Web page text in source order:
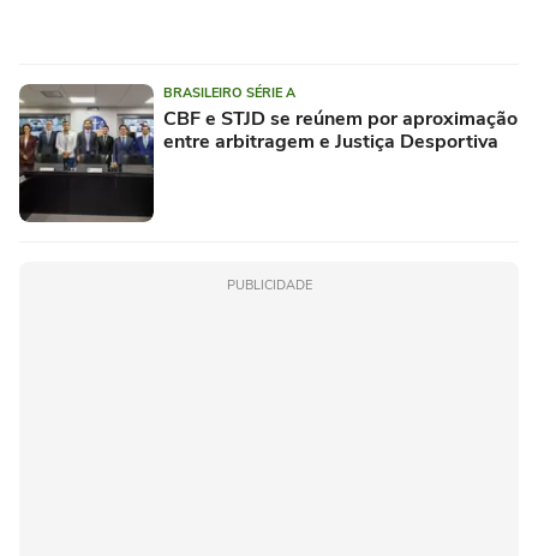
BRASILEIRO SÉRIE A
CBF e STJD se reúnem por aproximação
entre arbitragem e Justiça Desportiva
PUBLICIDADE